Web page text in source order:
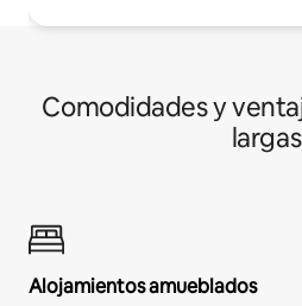
Comodidades y
largas
Alojamientos amueblados